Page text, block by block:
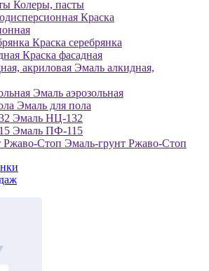
Колеры, пасты
Краска
Краска серебрянка
Краска фасадная
Эмаль алкидная,
Эмаль аэрозольная
Эмаль для пола
Эмаль НЦ-132
Эмаль ПФ-115
Эмаль-грунт Ржаво-Стоп